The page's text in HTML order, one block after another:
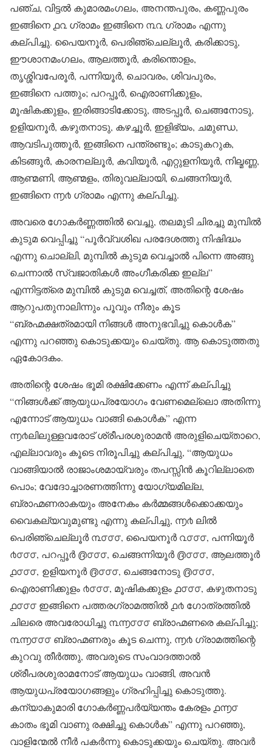
പഞ്ച, വിട്ടൽ കുമാരമംഗലം, അനന്തപുരം, കണ്ണപുരം
ഇങ്ങിനെ ൧൨ ഗ്രാമം ഇങ്ങിനെ ൩൨ ഗ്രാമം എന്നു
കല്പിച്ചു. പൈയനൂർ, പെരിഞ്ചെല്ലൂർ, കരിക്കാടു,
ഈശാനമംഗലം, ആലത്തൂർ, കരിന്തൊളം,
തൃശ്ശിവപേരൂർ, പന്നിയൂർ, ചൊവരം, ശിവപുരം,
ഇങ്ങിനെ പത്തും; പറപ്പൂർ, ഐരാണിക്കുളം,
മൂഷികക്കുളം, ഇരിങ്ങാടിക്കോടു, അടപ്പൂർ, ചെങ്ങനോടു,
ഉളിയനൂർ, കഴുതനാടു, കഴച്ചൂർ, ഇളിഭ്യം, ചമുണ്ഡ,
ആവടിപുത്തൂർ, ഇങ്ങിനെ പന്ത്രണ്ടും; കാടുകറുക,
കിടങ്ങൂർ, കാരനല്ലൂർ, കവിയൂർ, എറ്റുളനിയൂർ, നില്മണ്ണ,
ആണ്മണി, ആണ്മളം, തിരുവല്ലായി, ചെങ്ങനിയൂർ,
ഇങ്ങിനെ ൬൪ ഗ്രാമം എന്നു കല്പിച്ചു.
അവരെ ഗോകർണ്ണത്തിൽ വെച്ചു, തലമുടി ചിരച്ചു മുമ്പിൽ
കുടുമ വെപ്പിച്ചു “പൂർവ്വശിഖ പരദേശത്തു നിഷിദ്ധം
എന്നു ചൊല്ലി, മുമ്പിൽ കുടുമ വെച്ചാൽ പിന്നെ അങ്ങു
ചെന്നാൽ സ്വജാതികൾ അംഗീകരിക്ക ഇല്ല”
എന്നിട്ടത്രെ മുമ്പിൽ കുടുമ വെച്ചത്, അതിന്റെ ശേഷം
ആറുപതുനാലിന്നും പൂവും നീരും കൂട
“ബ്രഹ്മക്ഷത്രമായി നിങ്ങൾ അനുഭവിച്ചു കൊൾക”
എന്നു പറഞ്ഞു കൊടുക്കയും ചെയ്തു. ആ കൊടുത്തതു
ഏകോദകം.
അതിന്റെ ശേഷം ഭൂമി രക്ഷിക്കേണം എന്ന് കല്പിച്ചു
“നിങ്ങൾക്ക് ആയുധപ്രയോഗം വേണമെല്ലൊ അതിന്നു
എന്നോട് ആയുധം വാങ്ങി കൊൾക” എന്ന
൬൪ലിലുള്ളവരോട് ശ്രീപരശുരാമൻ അരുളിചെയ്താറെ,
എല്ലാവരും കൂടെ നിരൂപിച്ചു കല്പിച്ചു, “ആയുധം
വാങ്ങിയാൽ രാജാംശമായ്‌വരും തപസ്സിൻ കൂറില്ലാതെ
പൊം; വേദോച്ചാരണത്തിന്നു യോഗ്യമില്ല,
ബ്രാഹ്മണരാകയും അനേകം കർമ്മങ്ങൾക്കൊക്കയും
വൈകല്യവുമുണ്ടു എന്നു കല്പിച്ചു, ൬൪ ലിൽ
പെരിഞ്ചെല്ലൂർ ൩൦൦൦, പൈയനൂർ ൨൦൦൦, പന്നിയൂർ
൪൦൦൦, പറപ്പൂർ ൫൦൦൦, ചെങ്ങന്നിയൂർ ൫൦൦൦, ആലത്തൂർ
൧൦൦൦, ഉളിയനൂർ ൫൦൦൦, ചെങ്ങനോടു ൫൦൦൦,
ഐരാണിക്കുളം ൪൦൦൦, മൂഷികക്കുളം ൧൦൦൦, കഴുതനാടു
൧൦൦൦ ഇങ്ങിനെ പത്തരഗ്രാമത്തിൽ ൧൪ ഗോത്രത്തിൽ
ചിലരെ അവരോധിച്ചു ൩൬൦൦൦ ബ്രാഹ്മണരെ കല്പിച്ചു;
൩൬൦൦൦ ബ്രാഹ്മണരും കൂട ചെന്നു, ൬൪ ഗ്രാമത്തിന്റെ
കുറവു തീർത്തു, അവരുടെ സംവാദത്താൽ
ശ്രീപരശുരാമനോട് ആയുധം വാങ്ങി, അവൻ
ആയുധപ്രയോഗങ്ങളും ഗ്രഹിപ്പിച്ചു കൊടുത്തു.
കന്യാകുമാരി ഗോകർണ്ണപർയ്യന്തം കേരളം ൧൬൦
കാതം ഭൂമി വാണു രക്ഷിച്ചു കൊൾക” എന്നു പറഞ്ഞു,
വാളിന്മേൽ നീർ പകർന്നു കൊടുക്കയും ചെയ്തു. അവർ